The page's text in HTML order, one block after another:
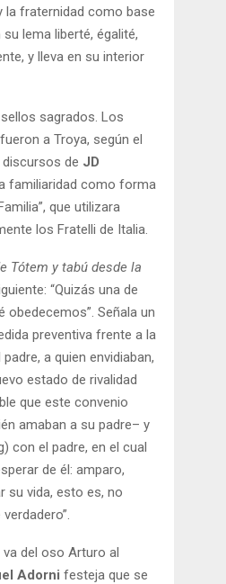
la fraternidad como base
lema liberté, égalité,
y lleva en su interior
sagrados. Los
a Troya, según el
de JD
familiaridad como forma
que utilizara
los Fratelli de Italia.
Tótem y tabú desde la
“Quizás una de
Señala un
preventiva frente a la
a quien envidiaban,
estado de rivalidad
que este convenio
amaban a su padre– y
con el padre, en el cual
de él: amparo,
su vida, esto es, no
del oso Arturo al
Adorni festeja que se